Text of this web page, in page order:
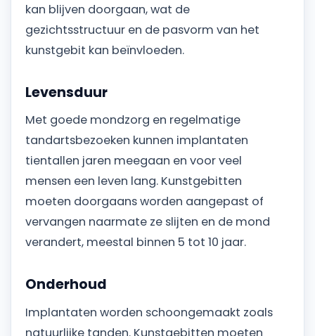
kan blijven doorgaan, wat de
gezichtsstructuur en de pasvorm van het
kunstgebit kan beïnvloeden.
Levensduur
Met goede mondzorg en regelmatige
tandartsbezoeken kunnen implantaten
tientallen jaren meegaan en voor veel
mensen een leven lang. Kunstgebitten
moeten doorgaans worden aangepast of
vervangen naarmate ze slijten en de mond
verandert, meestal binnen 5 tot 10 jaar.
Onderhoud
Implantaten worden schoongemaakt zoals
natuurlijke tanden. Kunstgebitten moeten